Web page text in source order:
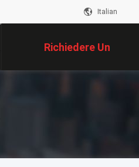
Italian
Richiedere Un
Preventivo